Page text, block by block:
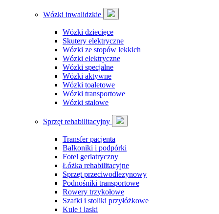
Wózki inwalidzkie
Wózki dziecięce
Skutery elektryczne
Wózki ze stopów lekkich
Wózki elektryczne
Wózki specjalne
Wózki aktywne
Wózki toaletowe
Wózki transportowe
Wózki stalowe
Sprzęt rehabilitacyjny
Transfer pacjenta
Balkoniki i podpórki
Fotel geriatryczny
Łóżka rehabilitacyjne
Sprzęt przeciwodlezynowy
Podnośniki transportowe
Rowery trzykołowe
Szafki i stoliki przyłóżkowe
Kule i laski